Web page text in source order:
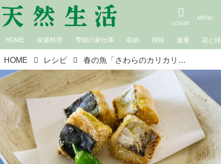
HOME 家庭料理 季節の家仕事 収納 掃除 健康 花と緑
HOME レシピ 春の魚「さわらのカリカリ揚げ」のつくり方。ふんわり軽やかに“春らしく”仕上げるコツ｜松田美智子の季節の仕事